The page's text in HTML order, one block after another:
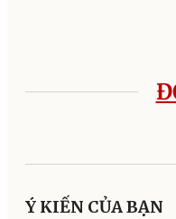
Ý KIẾN CỦA BẠN